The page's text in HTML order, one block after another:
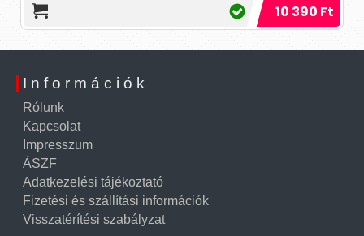
10 390 Ft
Információk
Rólunk
Kapcsolat
Impresszum
ÁSZF
Adatkezelési tájékoztató
Fizetési és szállítási információk
Visszatérítési szabályzat